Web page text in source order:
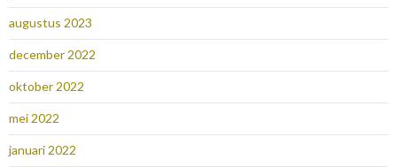
augustus 2023
december 2022
oktober 2022
mei 2022
januari 2022